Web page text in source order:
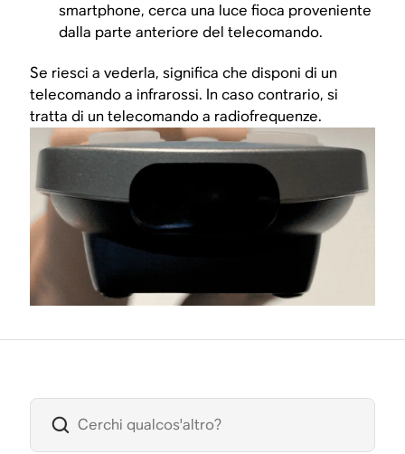
smartphone, cerca una luce fioca proveniente
dalla parte anteriore del telecomando.
Se riesci a vederla, significa che disponi di un
telecomando a infrarossi. In caso contrario, si
tratta di un telecomando a radiofrequenze.